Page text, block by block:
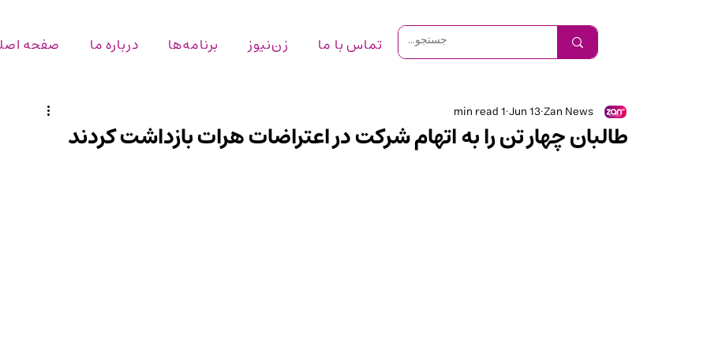
صفحه درباره ما برنامه‌ها زن‌نیوز تماس با ما
طالبان چهار تن را به اتهام شرکت در اعتراضات هرات بازداشت کردند
Zan News
Jun 13
1 min read